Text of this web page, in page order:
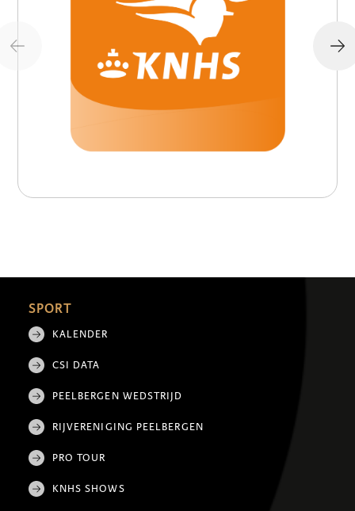
SPORT
KALENDER
CSI DATA
PEELBERGEN WEDSTRIJD
RIJVERENIGING PEELBERGEN
PRO TOUR
KNHS SHOWS